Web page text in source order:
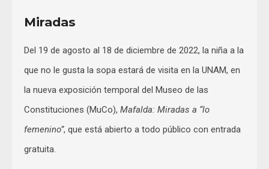
Miradas
Del 19 de agosto al 18 de diciembre de 2022, la niña a la
que no le gusta la sopa estará de visita en la UNAM, en
la nueva exposición temporal del Museo de las
Constituciones (MuCo), Mafalda: Miradas a “lo
femenino”, que está abierto a todo público con entrada
gratuita.